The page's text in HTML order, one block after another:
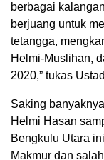
berbagai
berjuang untuk
tetangga,
Helmi-Muslihan,
2020,” tukas
Saking
Helmi Hasan
Bengkulu Utara
Makmur dan